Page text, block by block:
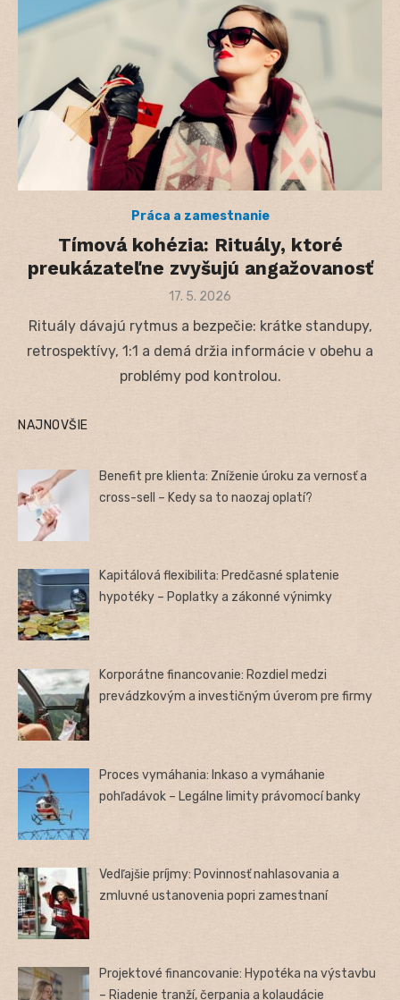
Práca a zamestnanie
Tímová kohézia: Rituály, ktoré
preukázateľne zvyšujú angažovanosť
Posted
17. 5. 2026
Rituály dávajú rytmus a bezpečie: krátke standupy,
retrospektívy, 1:1 a demá držia informácie v obehu a
problémy pod kontrolou.
NAJNOVŠIE
Benefit pre klienta: Zníženie úroku za vernosť a
cross-sell – Kedy sa to naozaj oplatí?
Kapitálová flexibilita: Predčasné splatenie
hypotéky – Poplatky a zákonné výnimky
Korporátne financovanie: Rozdiel medzi
prevádzkovým a investičným úverom pre firmy
Proces vymáhania: Inkaso a vymáhanie
pohľadávok – Legálne limity právomocí banky
Vedľajšie príjmy: Povinnosť nahlasovania a
zmluvné ustanovenia popri zamestnaní
Projektové financovanie: Hypotéka na výstavbu
– Riadenie tranží, čerpania a kolaudácie